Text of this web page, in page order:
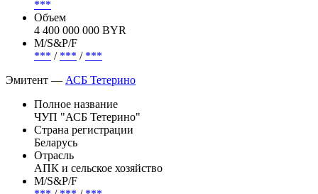
Страна риска
Беларусь
Погашение (оферта)
***
4 400 000 000 BYR
***/***/***
Эмитент —АСБ Тетерино
Полное название
ЧУП "АСБ Тетерино"
Страна регистрации
Беларусь